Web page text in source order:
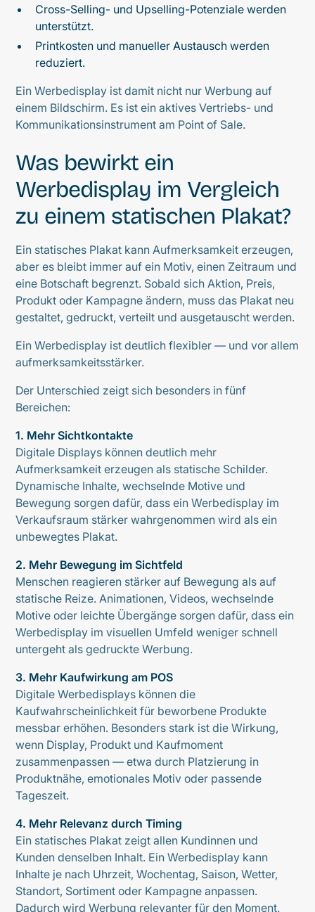
Cross-Selling- und Upselling-Potenziale werden
unterstützt.
Printkosten und manueller Austausch werden
reduziert.
Ein Werbedisplay ist damit nicht nur Werbung auf
einem Bildschirm. Es ist ein aktives Vertriebs- und
Kommunikationsinstrument am Point of Sale.
Was bewirkt ein
Werbedisplay im Vergleich
zu einem statischen Plakat?
Ein statisches Plakat kann Aufmerksamkeit erzeugen,
aber es bleibt immer auf ein Motiv, einen Zeitraum und
eine Botschaft begrenzt. Sobald sich Aktion, Preis,
Produkt oder Kampagne ändern, muss das Plakat neu
gestaltet, gedruckt, verteilt und ausgetauscht werden.
Ein Werbedisplay ist deutlich flexibler — und vor allem
aufmerksamkeitsstärker.
Der Unterschied zeigt sich besonders in fünf
Bereichen:
1. Mehr Sichtkontakte
Digitale Displays können deutlich mehr
Aufmerksamkeit erzeugen als statische Schilder.
Dynamische Inhalte, wechselnde Motive und
Bewegung sorgen dafür, dass ein Werbedisplay im
Verkaufsraum stärker wahrgenommen wird als ein
unbewegtes Plakat.
2. Mehr Bewegung im Sichtfeld
Menschen reagieren stärker auf Bewegung als auf
statische Reize. Animationen, Videos, wechselnde
Motive oder leichte Übergänge sorgen dafür, dass ein
Werbedisplay im visuellen Umfeld weniger schnell
untergeht als gedruckte Werbung.
3. Mehr Kaufwirkung am POS
Digitale Werbedisplays können die
Kaufwahrscheinlichkeit für beworbene Produkte
messbar erhöhen. Besonders stark ist die Wirkung,
wenn Display, Produkt und Kaufmoment
zusammenpassen — etwa durch Platzierung in
Produktnähe, emotionales Motiv oder passende
Tageszeit.
4. Mehr Relevanz durch Timing
Ein statisches Plakat zeigt allen Kundinnen und
Kunden denselben Inhalt. Ein Werbedisplay kann
Inhalte je nach Uhrzeit, Wochentag, Saison, Wetter,
Standort, Sortiment oder Kampagne anpassen.
Dadurch wird Werbung relevanter für den Moment.